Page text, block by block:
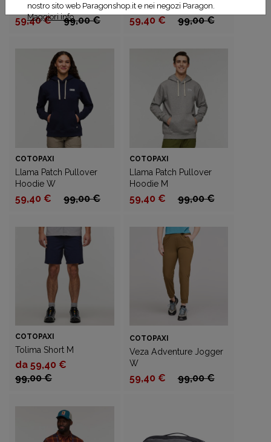
Hoodie M
59,40 € 99,00 €
Hoodie W
59,40 € 99,00 €
COTOPAXI
Llama Patch Pullover
Hoodie W
59,40 € 99,00 €
COTOPAXI
Llama Patch Pullover
Hoodie M
59,40 € 99,00 €
COTOPAXI
Tolima Short M
da 59,40 €
99,00 €
COTOPAXI
Veza Adventure Jogger
W
59,40 € 99,00 €
nostro sito web Paragonshop.it e nei negozi Paragon.
Maggiori info